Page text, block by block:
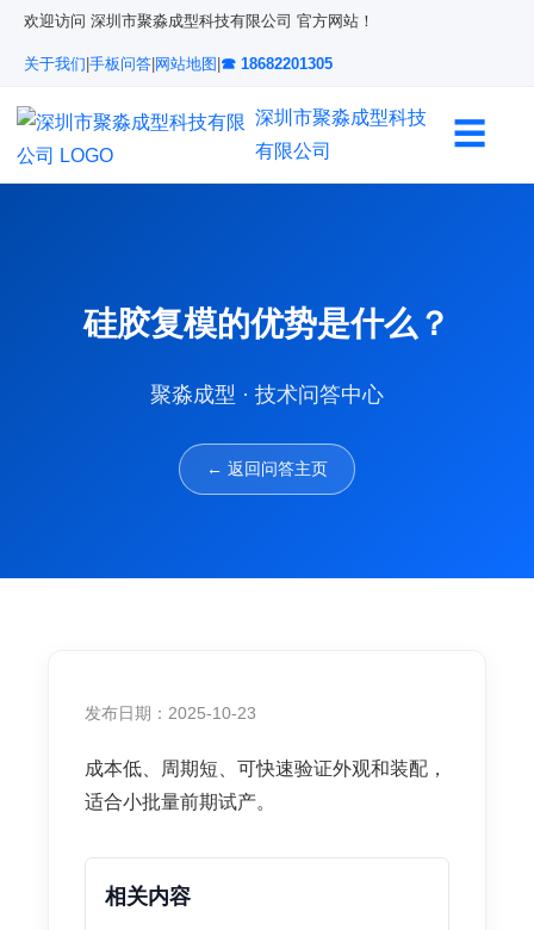
欢迎访问 深圳市聚淼成型科技有限公司 官方网站！
关于我们 手板问答 网站地图 ☎ 18682201305
深圳市聚淼成型科技
有限公司
☰
硅胶复模的优势是什么？
聚淼成型 · 技术问答中心
← 返回问答主页
发布日期：2025-10-23
成本低、周期短、可快速验证外观和装配，
适合小批量前期试产。
相关内容